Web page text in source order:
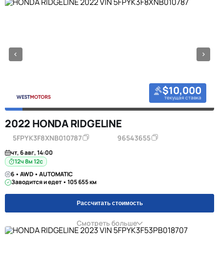
$10,000
текущая ставка
2022 HONDA RIDGELINE
5FPYK3F8XNB010787 96543655
чт, 6 авг, 14:00
12ч 8м 11с
6 • AWD • AUTOMATIC
Заводится и едет • 105 655 км
Рассчитать стоимость
Смотреть больше